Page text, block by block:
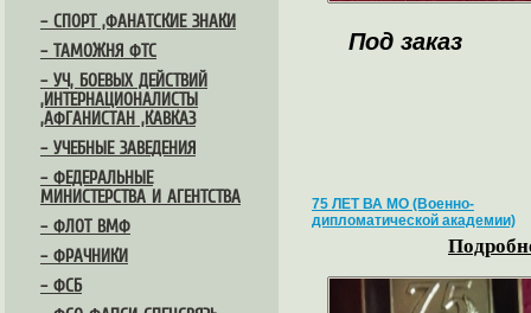
– СПОРТ ,ФАНАТСКИЕ ЗНАКИ
– ТАМОЖНЯ ФТС
– УЧ, БОЕВЫХ ДЕЙСТВИЙ
,ИНТЕРНАЦИОНАЛИСТЫ
,АФГАНИСТАН ,КАВКАЗ
– УЧЕБНЫЕ ЗАВЕДЕНИЯ
– ФЕДЕРАЛЬНЫЕ
МИНИСТЕРСТВА И АГЕНТСТВА
– ФЛОТ ВМФ
– ФРАЧНИКИ
– ФСБ
Под заказ
75 ЛЕТ ВА МО (Военно-
дипломатической академии)